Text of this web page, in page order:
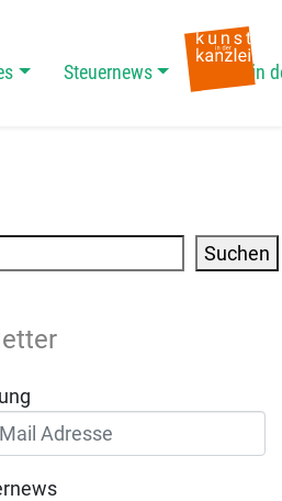
Steuernews Kunst in
Suchen